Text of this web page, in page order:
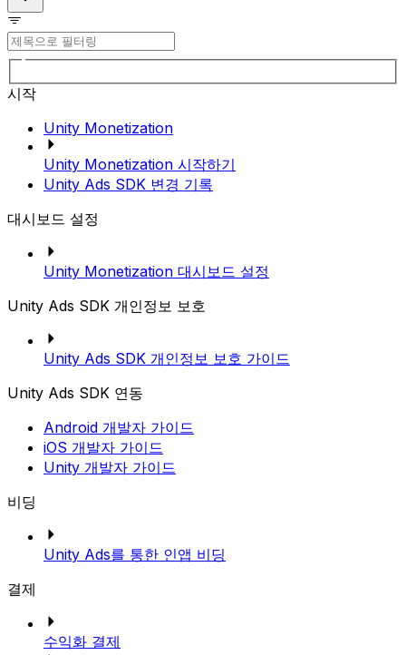
시작
Unity Monetization
Unity Monetization 시작하기
Unity Ads SDK 변경 기록
대시보드 설정
Unity Monetization 대시보드 설정
Unity Ads SDK 개인정보 보호
Unity Ads SDK 개인정보 보호 가이드
Unity Ads SDK 연동
Android 개발자 가이드
iOS 개발자 가이드
Unity 개발자 가이드
비딩
Unity Ads를 통한 인앱 비딩
결제
수익화 결제